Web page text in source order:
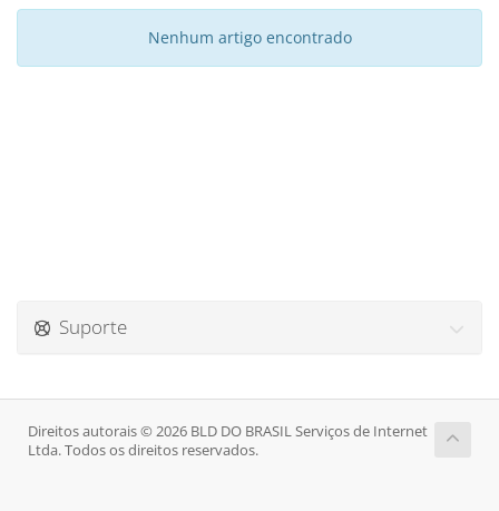
Nenhum artigo encontrado
Suporte
Direitos autorais © 2026 BLD DO BRASIL Serviços de Internet
Ltda. Todos os direitos reservados.